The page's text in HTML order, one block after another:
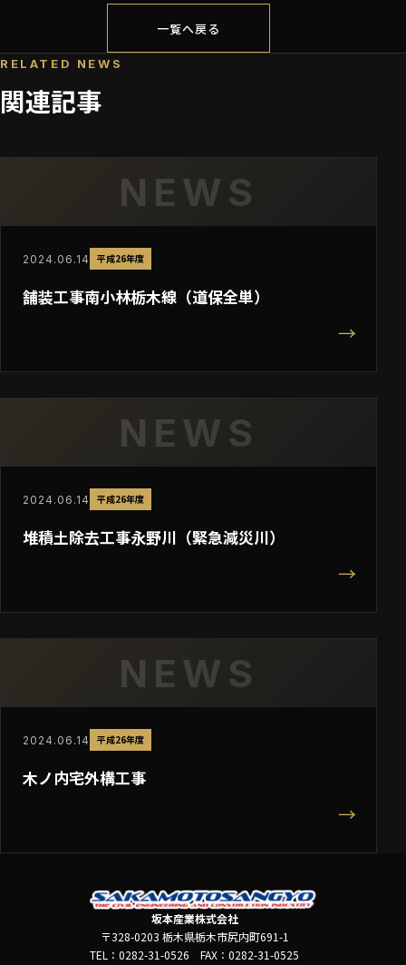
一覧へ戻る
RELATED NEWS
関連記事
NEWS
2024.06.14 平成26年度
舗装工事南小林栃木線（道保全単）
→
NEWS
2024.06.14 平成26年度
堆積土除去工事永野川（緊急減災川）
→
NEWS
2024.06.14 平成26年度
木ノ内宅外構工事
→
坂本産業株式会社
〒328-0203 栃木県栃木市尻内町691-1
TEL：0282-31-0526 FAX：0282-31-0525